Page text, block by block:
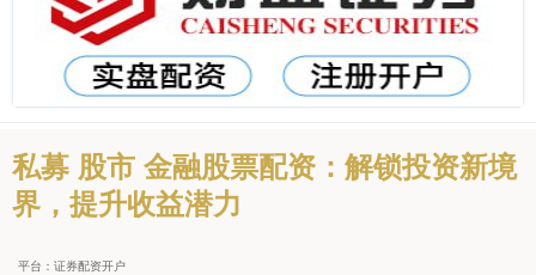
私募 股市 金融股票配资：解锁投资新境
界，提升收益潜力
平台：证券配资开户